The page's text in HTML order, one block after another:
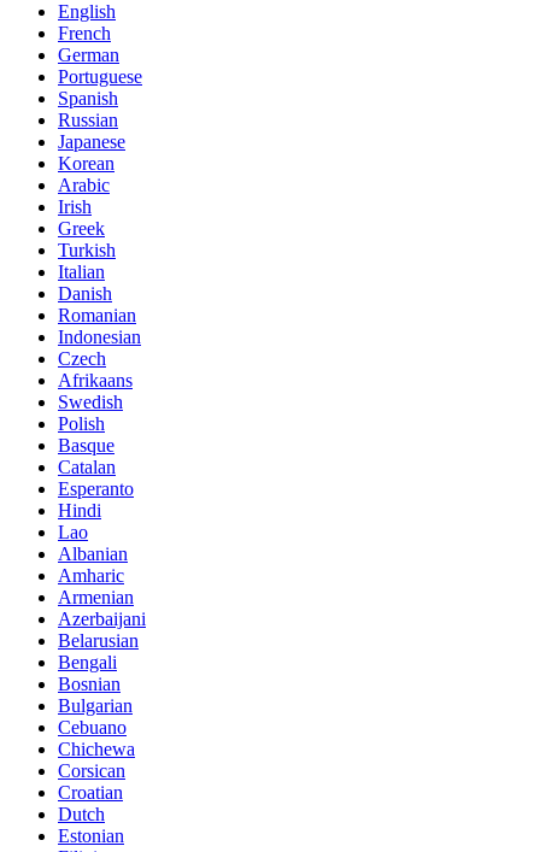
English
French
German
Portuguese
Spanish
Russian
Japanese
Korean
Arabic
Irish
Greek
Turkish
Italian
Danish
Romanian
Indonesian
Czech
Afrikaans
Swedish
Polish
Basque
Catalan
Esperanto
Hindi
Lao
Albanian
Amharic
Armenian
Azerbaijani
Belarusian
Bengali
Bosnian
Bulgarian
Cebuano
Chichewa
Corsican
Croatian
Dutch
Estonian